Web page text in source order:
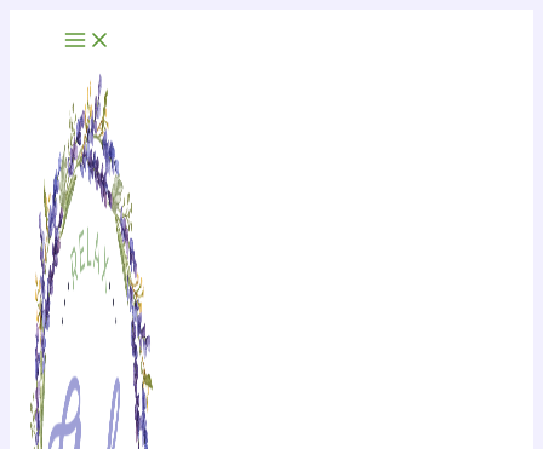
contenido